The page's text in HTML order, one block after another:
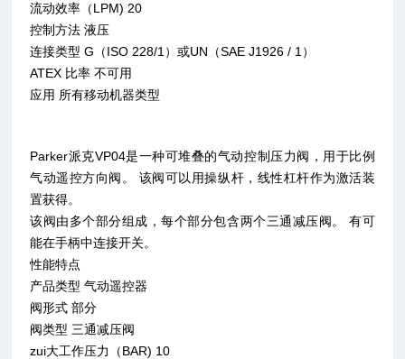
流动效率（LPM) 20
控制方法 液压
连接类型 G（ISO 228/1）或UN（SAE J1926 / 1）
ATEX 比率 不可用
应用 所有移动机器类型
Parker派克VP04是一种可堆叠的气动控制压力阀，用于比例
气动遥控方向阀。 该阀可以用操纵杆，线性杠杆作为激活装
置获得。
该阀由多个部分组成，每个部分包含两个三通减压阀。 有可
能在手柄中连接开关。
性能特点
产品类型 气动遥控器
阀形式 部分
阀类型 三通减压阀
zui大工作压力（BAR) 10